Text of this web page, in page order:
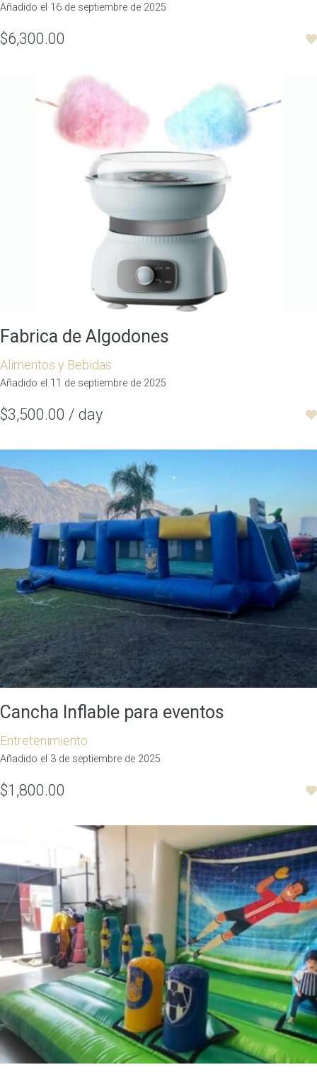
Añadido el 16 de septiembre de 2025
$6,300.00
Fabrica de Algodones
Alimentos y Bebidas
Añadido el 11 de septiembre de 2025
$3,500.00 / day
Cancha Inflable para eventos
Entretenimiento
Añadido el 3 de septiembre de 2025
$1,800.00